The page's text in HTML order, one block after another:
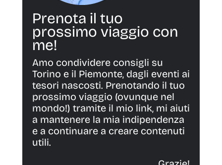
Prenota il tuo
prossimo viaggio con
me!
Amo condividere consigli su
Torino e il Piemonte, dagli eventi ai
tesori nascosti. Prenotando il tuo
prossimo viaggio (ovunque nel
mondo!) tramite il mio link, mi aiuti
a mantenere la mia indipendenza
e a continuare a creare contenuti
utili.